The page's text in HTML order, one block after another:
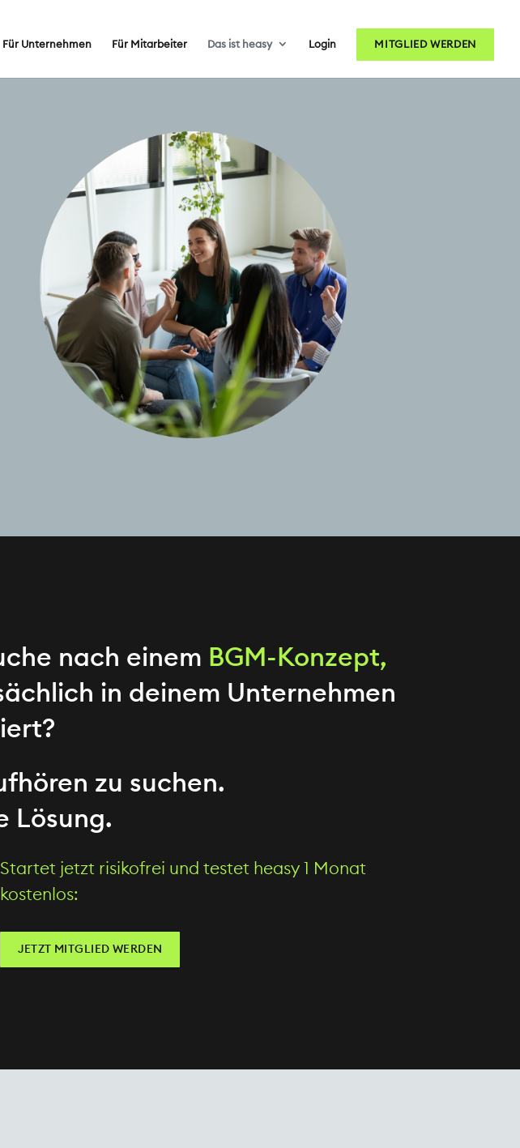
Für Unternehmen Für Mitarbeiter Das ist heasy Login MITGLIED WERDEN
nach einem BGM-Konzept,
in deinem Unternehmen
zu suchen.
Lösung.
Startet jetzt risikofrei und testet heasy 1 Monat
kostenlos:
JETZT MITGLIED WERDEN